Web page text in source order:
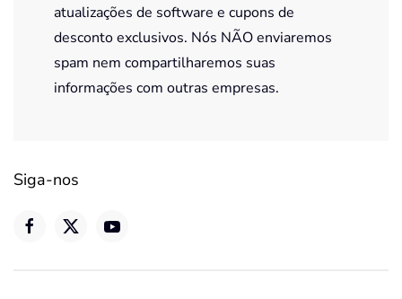
atualizações de software e cupons de
desconto exclusivos. Nós NÃO enviaremos
spam nem compartilharemos suas
informações com outras empresas.
Siga-nos